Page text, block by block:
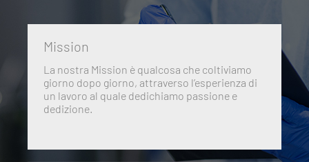
Mission
La nostra Mission è qualcosa che coltiviamo
giorno dopo giorno, attraverso l’esperienza di
un lavoro al quale dedichiamo passione e
dedizione.